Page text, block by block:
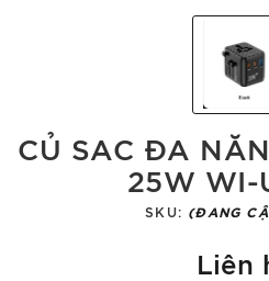
CỦ SAC ĐA
25W
SKU: (ĐANG
Liên